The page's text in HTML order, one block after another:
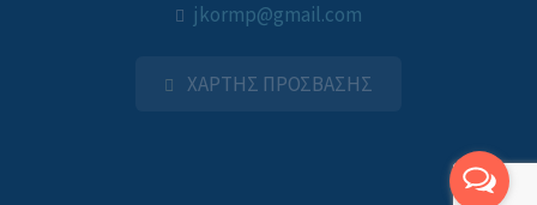
jkormp@gmail.com
ΧΑΡΤΗΣ ΠΡΟΣΒΑΣΗΣ